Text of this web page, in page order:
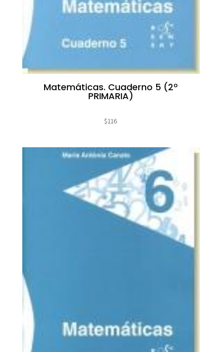
Matemáticas. Cuaderno 5 (2º
PRIMARIA)
$116